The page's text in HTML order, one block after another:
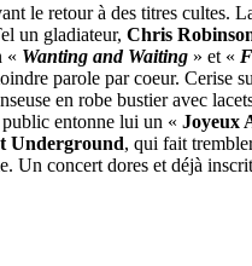
le retour à des titres cultes.
un gladiateur, Chris
« Wanting and Waiting » et «
parole par coeur. Cerise
en robe bustier avec
entonne lui un « Joyeux
Underground, qui fait
Un concert dores et déjà